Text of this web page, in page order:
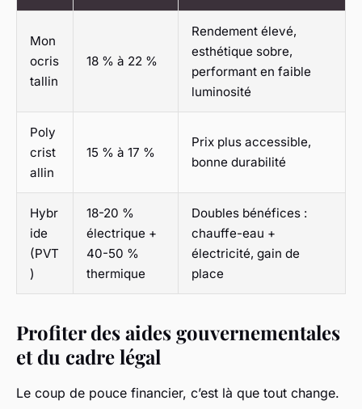
Mon
ocris
tallin
18 % à 22 %
Rendement élevé,
esthétique sobre,
performant en faible
luminosité
Poly
crist
allin
15 % à 17 %
Prix plus accessible,
bonne durabilité
Hybr
ide
(PVT
)
18-20 %
électrique +
40-50 %
thermique
Doubles bénéfices :
chauffe-eau +
électricité, gain de
place
Profiter des aides gouvernementales
et du cadre légal
Le coup de pouce financier, c’est là que tout change.